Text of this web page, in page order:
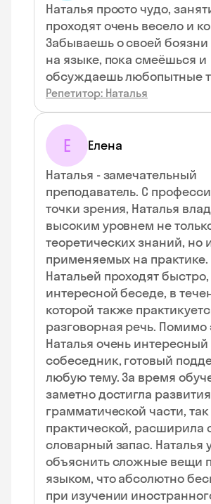
Наталья просто чудо,
проходят очень весело и
Забываешь о своей боязни
на языке, пока смеёшься и
обсуждаешь любопытные
Репетитор: Наталья
Е
Елена
Наталья - замечательный
преподаватель. С
точки зрения, Наталья
высоким уровнем не
теоретических знаний, но
применяемых на практике.
Натальей проходят быстро,
интересной беседе, в
которой также
разговорная речь. Помимо
Наталья очень интересный
собеседник, готовый
любую тему. За время
заметно достигла
грамматической части,
практической, расширила
словарный запас. Наталья
объяснить сложные вещи
языком, что абсолютно
при изучении